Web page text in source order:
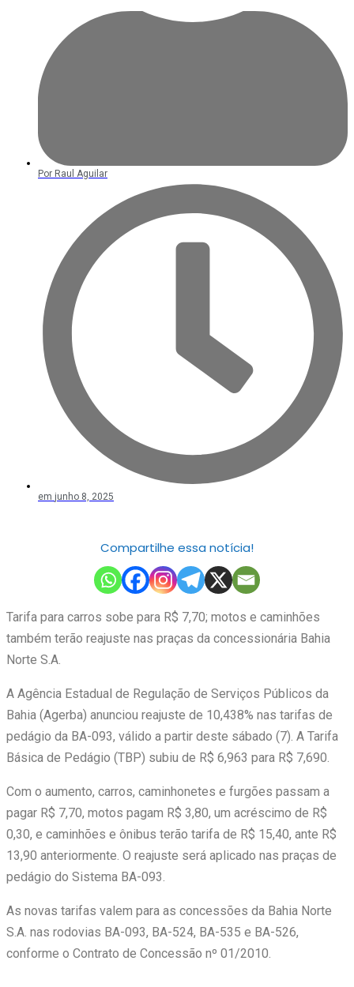
Por Raul Aguilar
em junho 8, 2025
Compartilhe essa notícia!
Tarifa para carros sobe para R$ 7,70; motos e caminhões
também terão reajuste nas praças da concessionária Bahia
Norte S.A.
A Agência Estadual de Regulação de Serviços Públicos da
Bahia (Agerba) anunciou reajuste de 10,438% nas tarifas de
pedágio da BA-093, válido a partir deste sábado (7). A Tarifa
Básica de Pedágio (TBP) subiu de R$ 6,963 para R$ 7,690.
Com o aumento, carros, caminhonetes e furgões passam a
pagar R$ 7,70, motos pagam R$ 3,80, um acréscimo de R$
0,30, e caminhões e ônibus terão tarifa de R$ 15,40, ante R$
13,90 anteriormente. O reajuste será aplicado nas praças de
pedágio do Sistema BA-093.
As novas tarifas valem para as concessões da Bahia Norte
S.A. nas rodovias BA-093, BA-524, BA-535 e BA-526,
conforme o Contrato de Concessão nº 01/2010.